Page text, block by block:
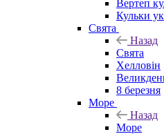
Вертеп
Кульки
Свята
Назад
Свята
Хелловін
8 березня
Море
Назад
Море